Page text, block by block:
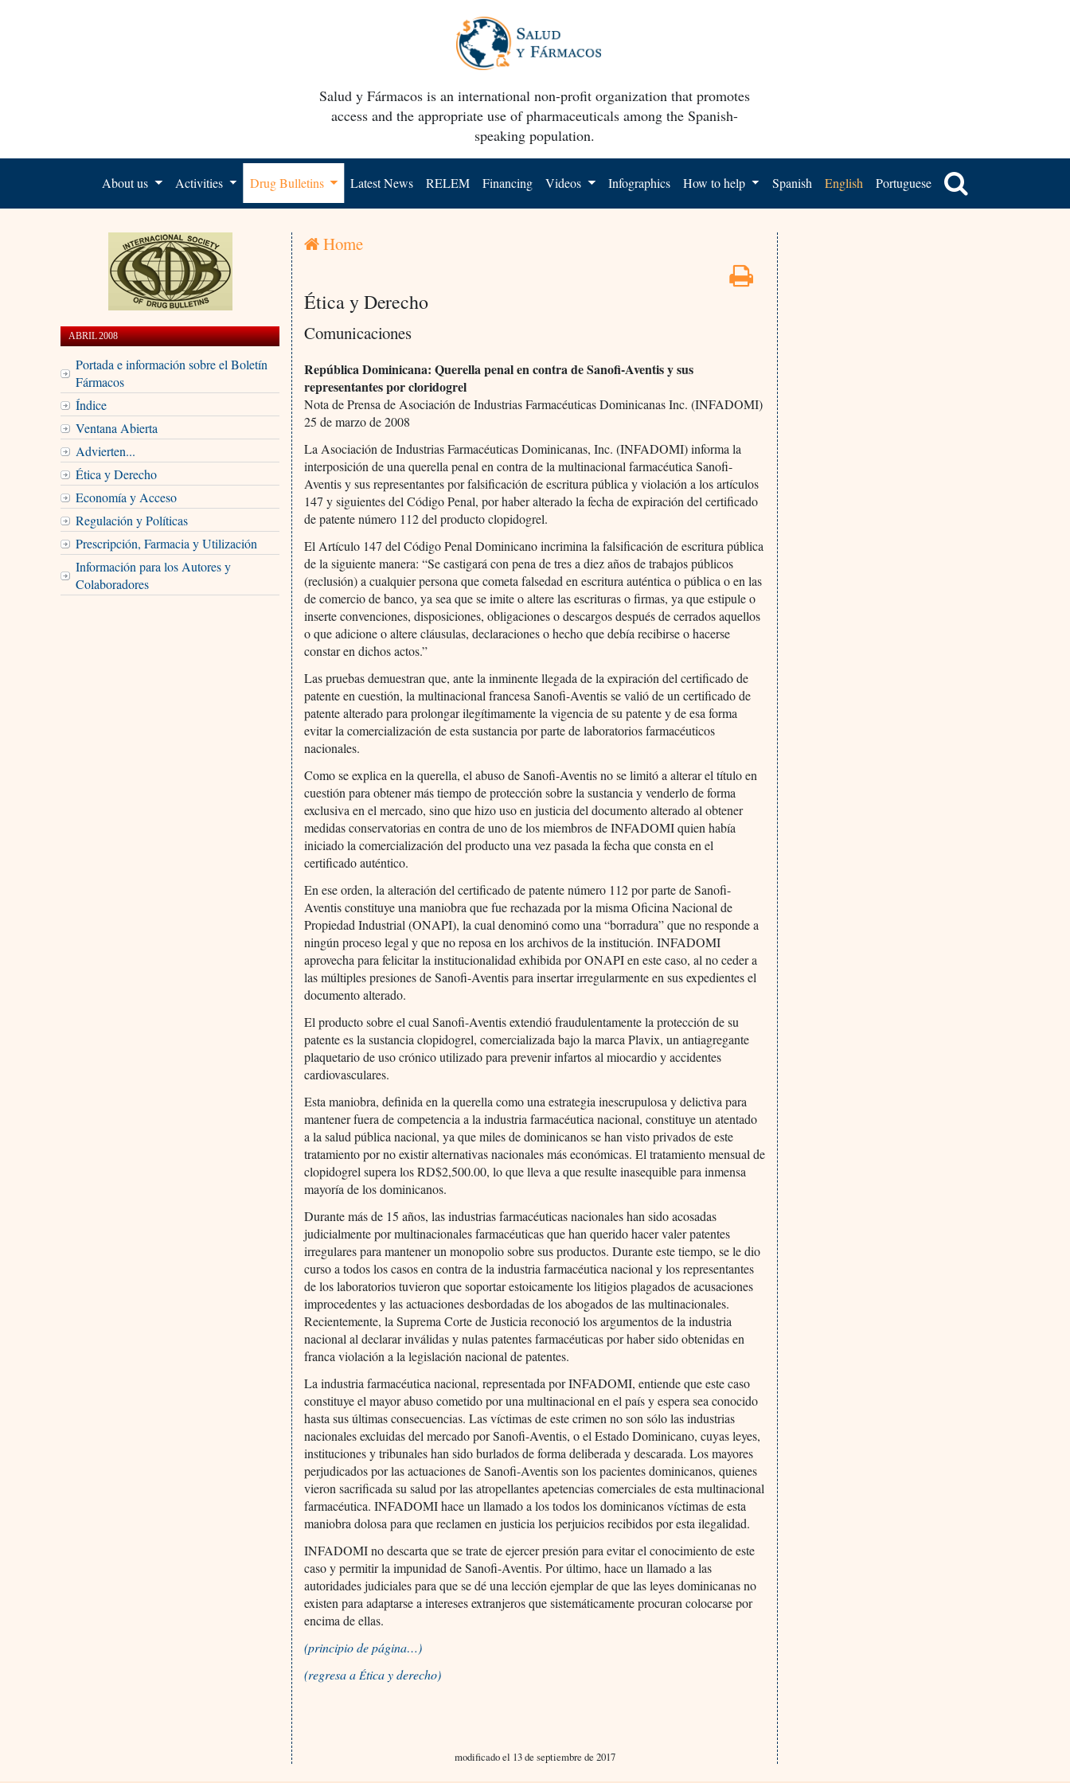
Salud y Fármacos is an international non-profit organization that promotes
access and the appropriate use of pharmaceuticals among the Spanish-
speaking population.
About us Activities Drug Bulletins Latest News RELEM Financing Videos Infographics How to help Spanish English Portuguese
ABRIL 2008
Portada e información sobre el Boletín
Fármacos
Índice
Ventana Abierta
Advierten...
Ética y Derecho
Economía y Acceso
Regulación y Políticas
Prescripción, Farmacia y Utilización
Información para los Autores y
Colaboradores
Home
Ética y Derecho
Comunicaciones
República Dominicana: Querella penal en contra de Sanofi-Aventis y sus
representantes por cloridogrel
Nota de Prensa de Asociación de Industrias Farmacéuticas Dominicanas Inc. (INFADOMI)
25 de marzo de 2008
La Asociación de Industrias Farmacéuticas Dominicanas, Inc. (INFADOMI) informa la
interposición de una querella penal en contra de la multinacional farmacéutica Sanofi-
Aventis y sus representantes por falsificación de escritura pública y violación a los artículos
147 y siguientes del Código Penal, por haber alterado la fecha de expiración del certificado
de patente número 112 del producto clopidogrel.
El Artículo 147 del Código Penal Dominicano incrimina la falsificación de escritura pública
de la siguiente manera: “Se castigará con pena de tres a diez años de trabajos públicos
(reclusión) a cualquier persona que cometa falsedad en escritura auténtica o pública o en las
de comercio de banco, ya sea que se imite o altere las escrituras o firmas, ya que estipule o
inserte convenciones, disposiciones, obligaciones o descargos después de cerrados aquellos
o que adicione o altere cláusulas, declaraciones o hecho que debía recibirse o hacerse
constar en dichos actos.”
Las pruebas demuestran que, ante la inminente llegada de la expiración del certificado de
patente en cuestión, la multinacional francesa Sanofi-Aventis se valió de un certificado de
patente alterado para prolongar ilegítimamente la vigencia de su patente y de esa forma
evitar la comercialización de esta sustancia por parte de laboratorios farmacéuticos
nacionales.
Como se explica en la querella, el abuso de Sanofi-Aventis no se limitó a alterar el título en
cuestión para obtener más tiempo de protección sobre la sustancia y venderlo de forma
exclusiva en el mercado, sino que hizo uso en justicia del documento alterado al obtener
medidas conservatorias en contra de uno de los miembros de INFADOMI quien había
iniciado la comercialización del producto una vez pasada la fecha que consta en el
certificado auténtico.
En ese orden, la alteración del certificado de patente número 112 por parte de Sanofi-
Aventis constituye una maniobra que fue rechazada por la misma Oficina Nacional de
Propiedad Industrial (ONAPI), la cual denominó como una “borradura” que no responde a
ningún proceso legal y que no reposa en los archivos de la institución. INFADOMI
aprovecha para felicitar la institucionalidad exhibida por ONAPI en este caso, al no ceder a
las múltiples presiones de Sanofi-Aventis para insertar irregularmente en sus expedientes el
documento alterado.
El producto sobre el cual Sanofi-Aventis extendió fraudulentamente la protección de su
patente es la sustancia clopidogrel, comercializada bajo la marca Plavix, un antiagregante
plaquetario de uso crónico utilizado para prevenir infartos al miocardio y accidentes
cardiovasculares.
Esta maniobra, definida en la querella como una estrategia inescrupulosa y delictiva para
mantener fuera de competencia a la industria farmacéutica nacional, constituye un atentado
a la salud pública nacional, ya que miles de dominicanos se han visto privados de este
tratamiento por no existir alternativas nacionales más económicas. El tratamiento mensual de
clopidogrel supera los RD$2,500.00, lo que lleva a que resulte inasequible para inmensa
mayoría de los dominicanos.
Durante más de 15 años, las industrias farmacéuticas nacionales han sido acosadas
judicialmente por multinacionales farmacéuticas que han querido hacer valer patentes
irregulares para mantener un monopolio sobre sus productos. Durante este tiempo, se le dio
curso a todos los casos en contra de la industria farmacéutica nacional y los representantes
de los laboratorios tuvieron que soportar estoicamente los litigios plagados de acusaciones
improcedentes y las actuaciones desbordadas de los abogados de las multinacionales.
Recientemente, la Suprema Corte de Justicia reconoció los argumentos de la industria
nacional al declarar inválidas y nulas patentes farmacéuticas por haber sido obtenidas en
franca violación a la legislación nacional de patentes.
La industria farmacéutica nacional, representada por INFADOMI, entiende que este caso
constituye el mayor abuso cometido por una multinacional en el país y espera sea conocido
hasta sus últimas consecuencias. Las víctimas de este crimen no son sólo las industrias
nacionales excluidas del mercado por Sanofi-Aventis, o el Estado Dominicano, cuyas leyes,
instituciones y tribunales han sido burlados de forma deliberada y descarada. Los mayores
perjudicados por las actuaciones de Sanofi-Aventis son los pacientes dominicanos, quienes
vieron sacrificada su salud por las atropellantes apetencias comerciales de esta multinacional
farmacéutica. INFADOMI hace un llamado a los todos los dominicanos víctimas de esta
maniobra dolosa para que reclamen en justicia los perjuicios recibidos por esta ilegalidad.
INFADOMI no descarta que se trate de ejercer presión para evitar el conocimiento de este
caso y permitir la impunidad de Sanofi-Aventis. Por último, hace un llamado a las
autoridades judiciales para que se dé una lección ejemplar de que las leyes dominicanas no
existen para adaptarse a intereses extranjeros que sistemáticamente procuran colocarse por
encima de ellas.
(principio de página…)
(regresa a Ética y derecho)
modificado el 13 de septiembre de 2017